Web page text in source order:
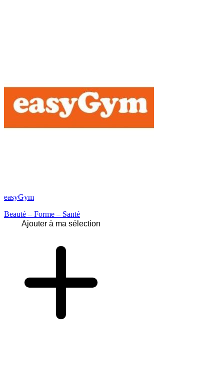
easyGym
Beauté – Forme – Santé
Ajouter à ma sélection